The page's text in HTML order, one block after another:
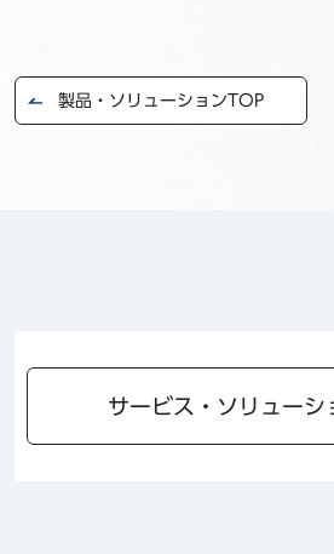
製品・ソリューションTOP
サービス・ソリューシ